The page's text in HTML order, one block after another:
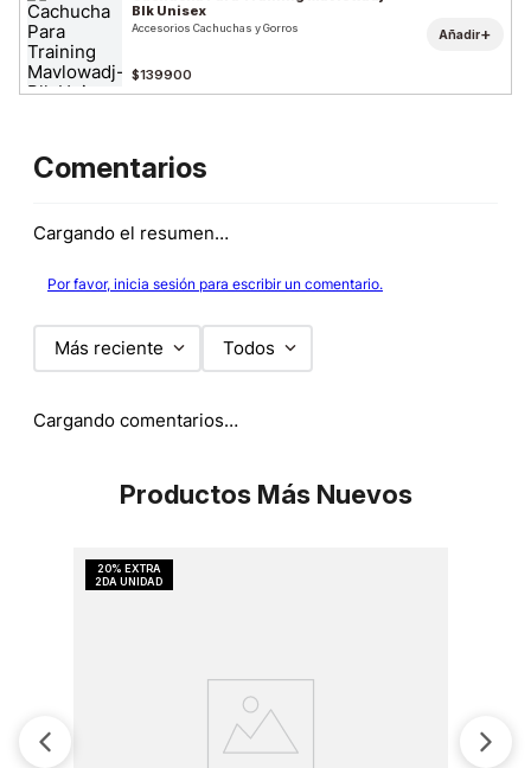
Blk Unisex
Accesorios Cachuchas y Gorros
$139900
Añadir+
Comentarios
Cargando el resumen…
Por favor, inicia sesión para escribir un comentario.
Más reciente Todos
Cargando comentarios…
Productos Más Nuevos